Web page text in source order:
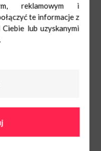
reklamowym i
te informacje z
lub uzyskanymi